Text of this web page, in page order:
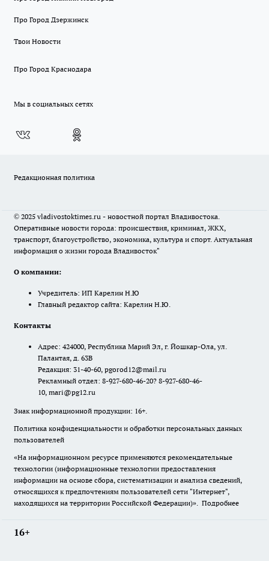
Про Город Дзержинск
Твои Новости
Про Город Краснодара
Мы в социальных сетях
Редакционная политика
© 2025 vladivostoktimes.ru - новостной портал Владивостока.
Оперативные новости города: происшествия, криминал, ЖКХ,
транспорт, благоустройство, экономика, культура и спорт. Актуальная
информация о жизни города Владивосток"
О компании:
Учредитель: ИП Карелин Н.Ю
Главный редактор сайта: Карелин Н.Ю.
Контакты
Адрес: 424000, Республика Марий Эл, г. Йошкар-Ола, ул.
Палантая, д. 63В
Редакция: 31-40-60, pgorod12@mail.ru
Рекламный отдел: 8-927-680-46-20? 8-927-680-46-
10, mari@pg12.ru
Знак информационной продукции: 16+.
Политика конфиденциальности и обработки персональных данных
пользователей
«На информационном ресурсе применяются рекомендательные
технологии (информационные технологии предоставления
информации на основе сбора, систематизации и анализа сведений,
относящихся к предпочтениям пользователей сети "Интернет",
находящихся на территории Российской Федерации)». Подробнее
16+